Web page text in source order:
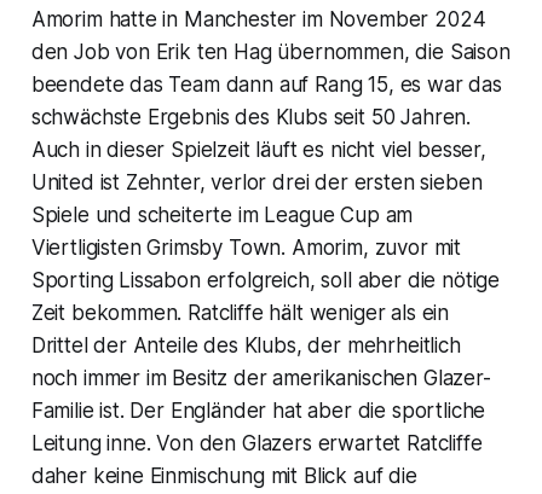
Amorim hatte in Manchester im November 2024
den Job von Erik ten Hag übernommen, die Saison
beendete das Team dann auf Rang 15, es war das
schwächste Ergebnis des Klubs seit 50 Jahren.
Auch in dieser Spielzeit läuft es nicht viel besser,
United ist Zehnter, verlor drei der ersten sieben
Spiele und scheiterte im League Cup am
Viertligisten Grimsby Town. Amorim, zuvor mit
Sporting Lissabon erfolgreich, soll aber die nötige
Zeit bekommen. Ratcliffe hält weniger als ein
Drittel der Anteile des Klubs, der mehrheitlich
noch immer im Besitz der amerikanischen Glazer-
Familie ist. Der Engländer hat aber die sportliche
Leitung inne. Von den Glazers erwartet Ratcliffe
daher keine Einmischung mit Blick auf die